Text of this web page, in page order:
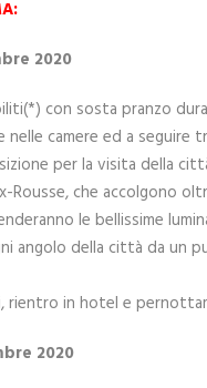
2020
con sosta pranzo
camere ed a seguire
per la visita della
Rousse, che accolgono
le bellissime
angolo della città da un
rientro in hotel e
2020